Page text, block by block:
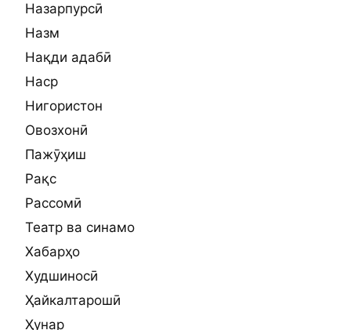
Назарпурсӣ
Назм
Нақди адабӣ
Наср
Нигористон
Овозхонӣ
Пажӯҳиш
Рақс
Рассомӣ
Театр ва синамо
Хабарҳо
Худшиносӣ
Ҳайкалтарошӣ
Ҳунар